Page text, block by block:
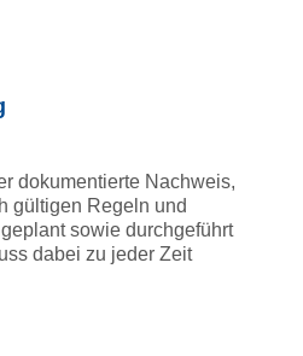
dokumentierte Nachweis,
gültigen Regeln und
sowie durchgeführt
dabei zu jeder Zeit